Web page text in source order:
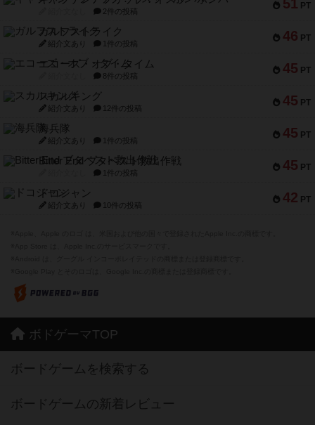
51 PT
2件の投稿
46 PT
ガルフストライク
紹介文あり 1件の投稿
45 PT
エコーズ・オブ・タイム
8件の投稿
45 PT
スカルキング
紹介文あり 12件の投稿
45 PT
海兵隊
紹介文あり 1件の投稿
45 PT
Bitter End ブタペスト救出作戦
1件の投稿
42 PT
ドコジャン
紹介文あり 10件の投稿
ボドゲーマTOP
ボードゲームを検索する
ボードゲームの新着レビュー